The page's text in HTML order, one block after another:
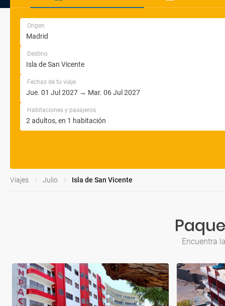
Origen
Destino
Fechas de tu viaje
Habitaciones y pasajeros
Viajes Julio Isla de San Vicente
Encuentra